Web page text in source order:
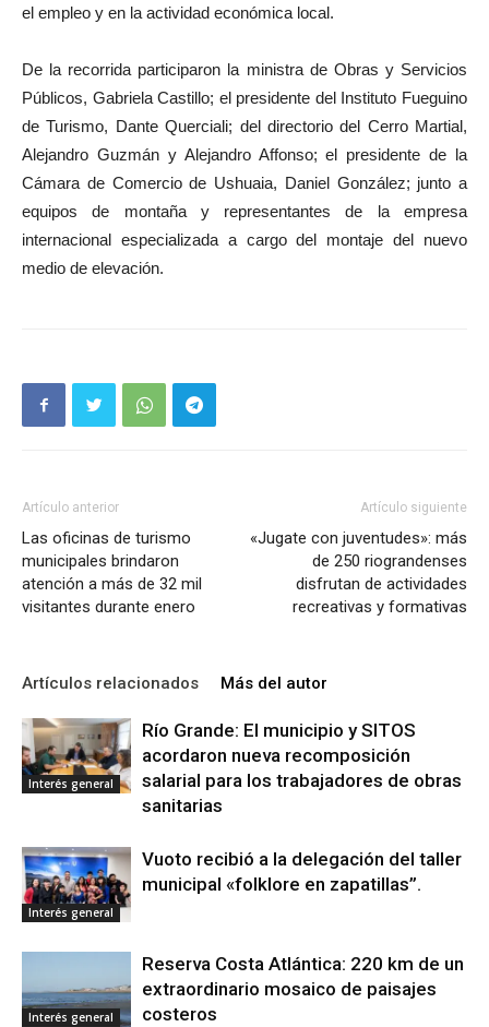
el empleo y en la actividad económica local.
De la recorrida participaron la ministra de Obras y Servicios
Públicos, Gabriela Castillo; el presidente del Instituto Fueguino
de Turismo, Dante Querciali; del directorio del Cerro Martial,
Alejandro Guzmán y Alejandro Affonso; el presidente de la
Cámara de Comercio de Ushuaia, Daniel González; junto a
equipos de montaña y representantes de la empresa
internacional especializada a cargo del montaje del nuevo
medio de elevación.
Artículo anterior
Las oficinas de turismo
municipales brindaron
atención a más de 32 mil
visitantes durante enero
Artículo siguiente
«Jugate con juventudes»: más
de 250 riograndenses
disfrutan de actividades
recreativas y formativas
Artículos relacionados Más del autor
Interés general
Río Grande: El municipio y SITOS
acordaron nueva recomposición
salarial para los trabajadores de obras
sanitarias
Interés general
Vuoto recibió a la delegación del taller
municipal «folklore en zapatillas”.
Interés general
Reserva Costa Atlántica: 220 km de un
extraordinario mosaico de paisajes
costeros